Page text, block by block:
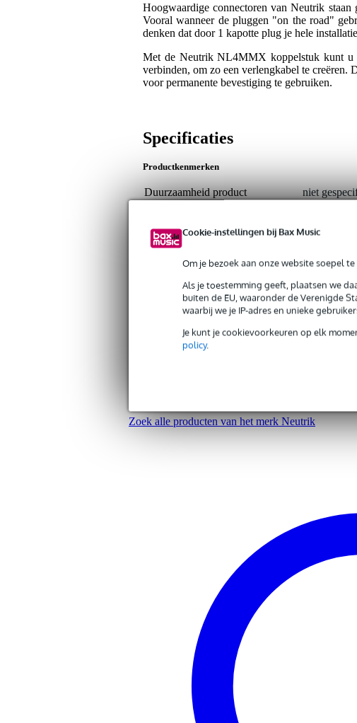
Cookie-instellingen bij Bax Music
Om je bezoek aan onze website soepel
Als je toestemming geeft, plaatsen we
buiten de EU, waaronder de Verenigde
waarbij we je IP-adres en unieke
Je kunt je cookievoorkeuren op elk
policy.
Hoogwaardige connectoren van Neutrik
Vooral wanneer de pluggen "on the road"
denken dat door 1 kapotte plug je hele
Met de Neutrik NL4MMX koppelstuk kunt u
verbinden, om zo een verlengkabel te creëren.
voor permanente bevestiging te gebruiken.
Specificaties
Productkenmerken
Duurzaamheid product
niet
Kabeldeel / chassisdeel
kabeldeel
male - male
Type plug bevestiging
niet van
Gewicht en afmetingen inclusief verpakking
Gewicht
4 Polig
Zoek alle producten van het merk Neutrik